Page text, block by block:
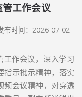
工作会议
布时间：2026-07-02
工作会议，深入学习
指示批示精神，落实
频会议精神，对穿透